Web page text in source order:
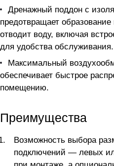
Дренажный поддон с
предотвращает
отводит воду, включая
для удобства обслуживания.
Максимальный
обеспечивает быстрое
помещению.
Преимущества
Возможность выбора
подключений — левых